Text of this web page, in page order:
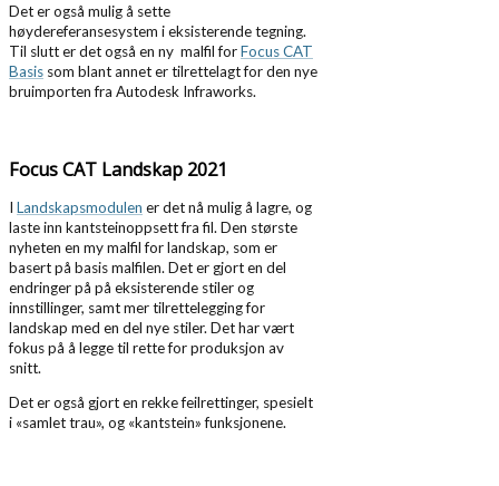
Det er også mulig å sette
høydereferansesystem i eksisterende tegning.
Til slutt er det også en ny malfil forFocus CAT
Basis som blant annet er tilrettelagt for den nye
bruimporten fra Autodesk Infraworks.
Focus CAT Landskap 2021
I Landskapsmodulen er det nå mulig å lagre, og
laste inn kantsteinoppsett fra fil. Den største
nyheten en my malfil for landskap, som er
basert på basis malfilen. Det er gjort en del
endringer på på eksisterende stiler og
innstillinger, samt mer tilrettelegging for
landskap med en del nye stiler. Det har vært
fokus på å legge til rette for produksjon av
snitt.
Det er også gjort en rekke feilrettinger, spesielt
i «samlet trau», og «kantstein» funksjonene.